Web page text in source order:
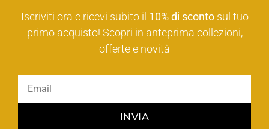
Iscriviti ora e ricevi subito il 10% di scontosul tuo
primo acquisto! Scopri in anteprima collezioni,
offerte e novità
INVIA